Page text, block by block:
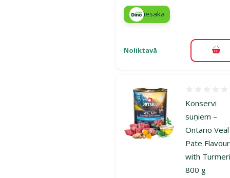
iesaka
Noliktavā
Konservi
suņiem –
Ontario Veal
Pate
with
800 g